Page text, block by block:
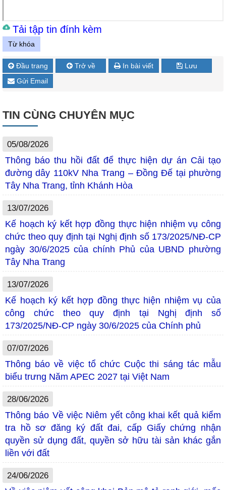
Tải tập tin đính kèm
Từ khóa
Đầu trang Trở về In bài viết
Lưu
Gửi Email
TIN CÙNG CHUYÊN MỤC
05/08/2026
Thông báo thu hồi đất để thực hiện dự án Cải tạo
đường dây 110kV Nha Trang – Đồng Đế tại phường
Tây Nha Trang, tỉnh Khánh Hòa
13/07/2026
Kế hoạch ký kết hợp đồng thực hiện nhiệm vụ công
chức theo quy định tại Nghị định số 173/2025/NĐ-CP
ngày 30/6/2025 của chính Phủ của UBND phường
Tây Nha Trang
13/07/2026
Kế hoạch ký kết hợp đồng thực hiện nhiệm vụ của
công chức theo quy định tại Nghị định số
173/2025/NĐ-CP ngày 30/6/2025 của Chính phủ
07/07/2026
Thông báo về việc tổ chức Cuộc thi sáng tác mẫu
biểu trưng Năm APEC 2027 tại Việt Nam
28/06/2026
Thông báo Về việc Niêm yết công khai kết quả kiểm
tra hồ sơ đăng ký đất đai, cấp Giấy chứng nhận
quyền sử dụng đất, quyền sở hữu tài sản khác gắn
liền với đất
24/06/2026